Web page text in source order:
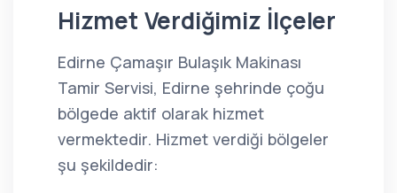
Hizmet Verdiğimiz İlçeler
Edirne Çamaşır Bulaşık Makinası
Tamir Servisi, Edirne şehrinde çoğu
bölgede aktif olarak hizmet
vermektedir. Hizmet verdiği bölgeler
şu şekildedir: